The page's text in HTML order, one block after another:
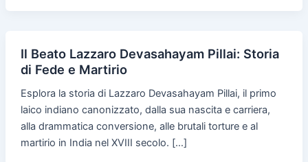
Il Beato Lazzaro Devasahayam Pillai: Storia
di Fede e Martirio
Esplora la storia di Lazzaro Devasahayam Pillai, il primo
laico indiano canonizzato, dalla sua nascita e carriera,
alla drammatica conversione, alle brutali torture e al
martirio in India nel XVIII secolo. […]